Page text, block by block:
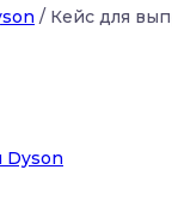
/ Кейс для
Dyson